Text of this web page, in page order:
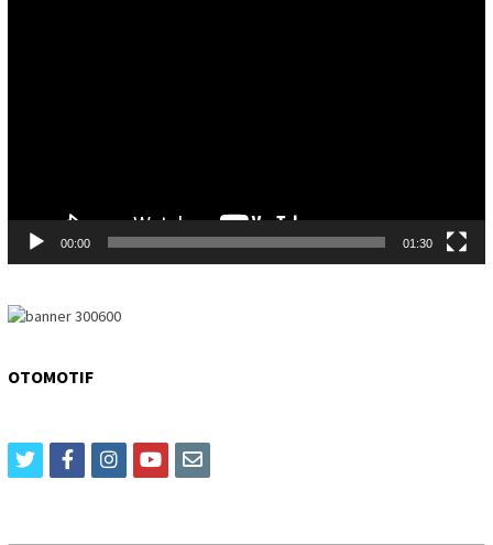
00:00 01:30
OTOMOTIF
twitterfacebookinstagram
youtubeemail